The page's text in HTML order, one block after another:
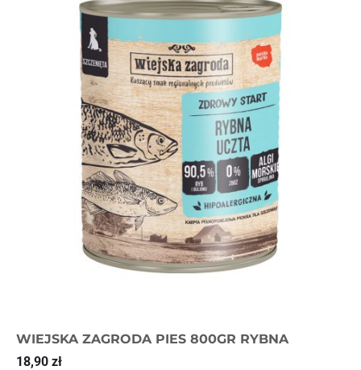
WIEJSKA ZAGRODA PIES 800GR RYBNA
18,90 zł